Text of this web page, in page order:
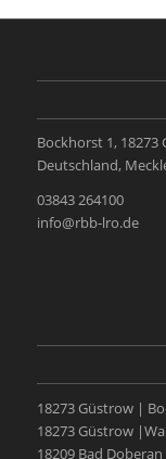
Bockhorst 1, 18273
Deutschland,
03843 264100
info@rbb-lro.de
18273 Güstrow |
18273 Güstrow
18209 Bad